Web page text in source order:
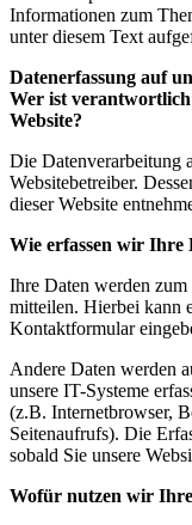
Informationen zum
unter diesem Text
Datenerfassung auf
Wer ist
Website?
Die Datenverarbeitung
Websitebetreiber.
dieser Website
Wie erfassen wir Ihre
Ihre Daten werden zum
mitteilen. Hierbei kann
Kontaktformular
Andere Daten werden
unsere IT-Systeme
(z.B. Internetbrowser,
Seitenaufrufs). Die
sobald Sie unsere
Wofür nutzen wir